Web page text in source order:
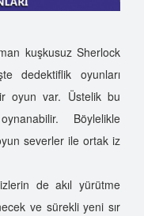
kuşkusuz Sherlock
dedektiflik oyunları
oyun var. Üstelik bu
Böylelikle
severler ile ortak iz
de akıl yürütme
ve sürekli yeni sır